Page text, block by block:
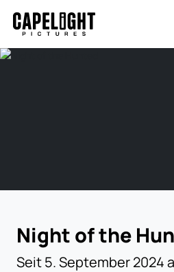
Night of the
Seit 5. September 2024